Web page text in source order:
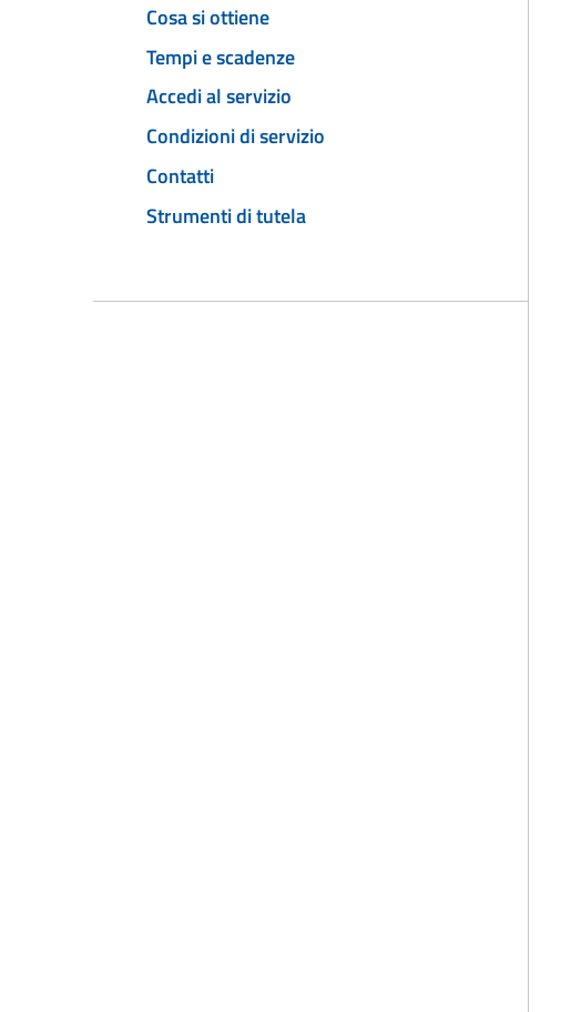
Cosa si ottiene
Tempi e scadenze
Accedi al servizio
Condizioni di servizio
Contatti
Strumenti di tutela